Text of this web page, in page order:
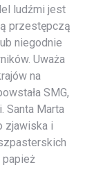
ludźmi jest
przestępczą
niegodnie
Uważa
na
SMG,
Santa Marta
zjawiska i
papież